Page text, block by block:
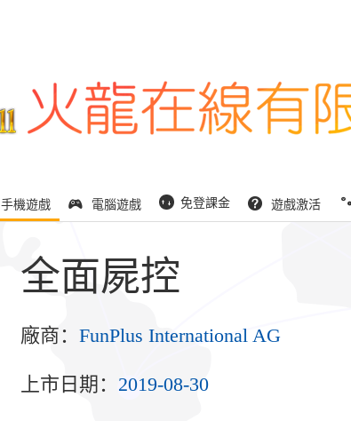
手機遊戲 電腦遊戲 免登課金 遊戲激活
全面屍控
廠商： FunPlus International AG
上市日期： 2019-08-30